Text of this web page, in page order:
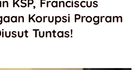
KSP, Franciscus
Korupsi Program
Tuntas!